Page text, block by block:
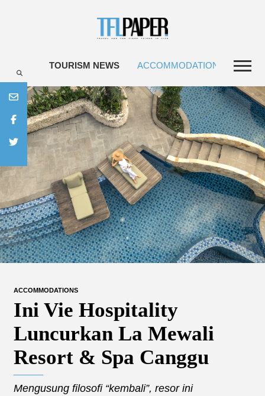
TOURISM NEWS ACCOMMODATIONS
ACCOMMODATIONS
Ini Vie Hospitality
Luncurkan La Mewali
Resort & Spa Canggu
Mengusung filosofi “kembali”, resor ini